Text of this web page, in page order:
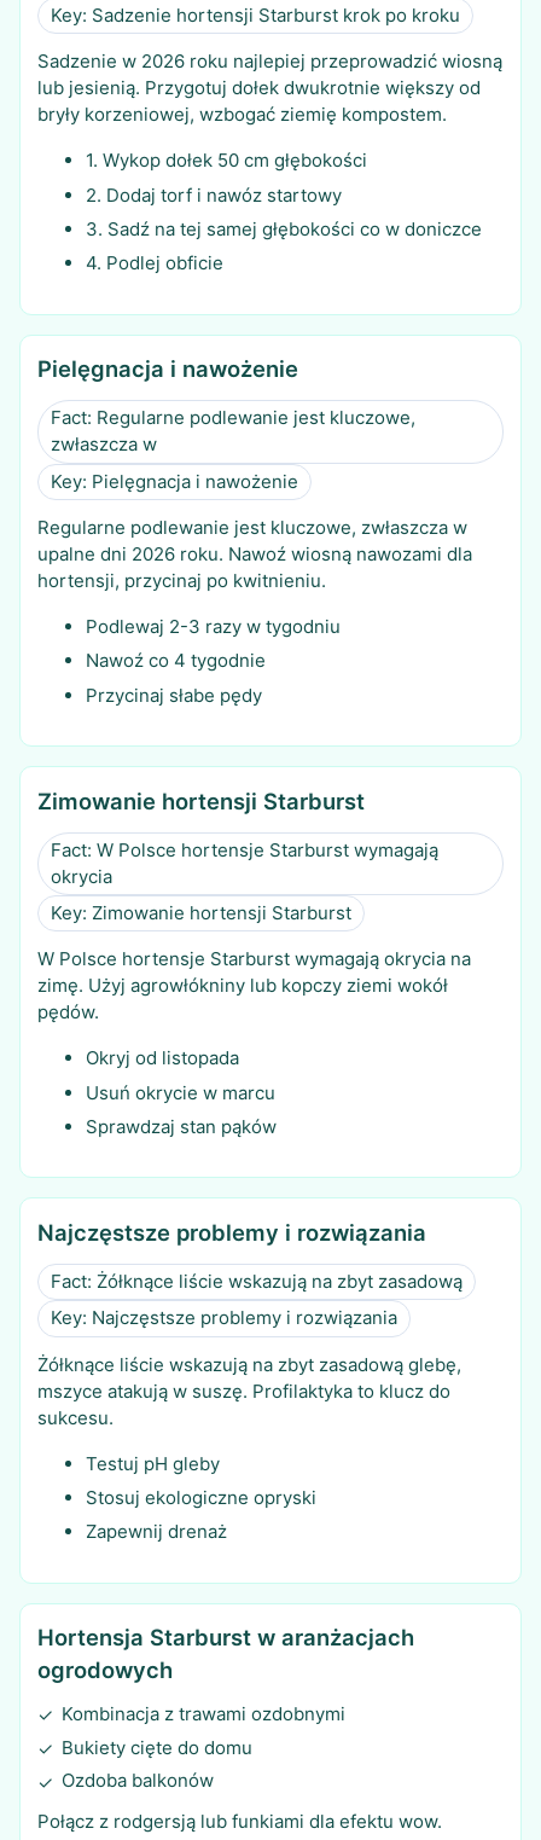
Key: Sadzenie hortensji Starburst krok po kroku
Sadzenie w 2026 roku najlepiej przeprowadzić wiosną
lub jesienią. Przygotuj dołek dwukrotnie większy od
bryły korzeniowej, wzbogać ziemię kompostem.
1. Wykop dołek 50 cm głębokości
2. Dodaj torf i nawóz startowy
3. Sadź na tej samej głębokości co w doniczce
4. Podlej obficie
Pielęgnacja i nawożenie
Fact: Regularne podlewanie jest kluczowe,
zwłaszcza w
Key: Pielęgnacja i nawożenie
Regularne podlewanie jest kluczowe, zwłaszcza w
upalne dni 2026 roku. Nawoź wiosną nawozami dla
hortensji, przycinaj po kwitnieniu.
Podlewaj 2-3 razy w tygodniu
Nawoź co 4 tygodnie
Przycinaj słabe pędy
Zimowanie hortensji Starburst
Fact: W Polsce hortensje Starburst wymagają
okrycia
Key: Zimowanie hortensji Starburst
W Polsce hortensje Starburst wymagają okrycia na
zimę. Użyj agrowłókniny lub kopczy ziemi wokół
pędów.
Okryj od listopada
Usuń okrycie w marcu
Sprawdzaj stan pąków
Najczęstsze problemy i rozwiązania
Fact: Żółknące liście wskazują na zbyt zasadową
Key: Najczęstsze problemy i rozwiązania
Żółknące liście wskazują na zbyt zasadową glebę,
mszyce atakują w suszę. Profilaktyka to klucz do
sukcesu.
Testuj pH gleby
Stosuj ekologiczne opryski
Zapewnij drenaż
Hortensja Starburst w aranżacjach
ogrodowych
✓ Kombinacja z trawami ozdobnymi
✓ Bukiety cięte do domu
✓ Ozdoba balkonów
Połącz z rodgersją lub funkiami dla efektu wow.